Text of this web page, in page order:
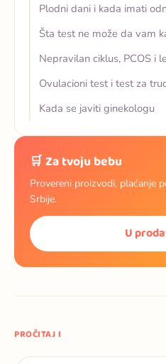
Plodni dani i kada imati
Šta test ne može da vam
Nepravilan ciklus, PCOS i
Ovulacioni test i test za
Kada se javiti ginekologu
🛒 Za tvoju bebu
Provereni proizvodi, plaćanje
Srbije.
U
PROČITAJ I